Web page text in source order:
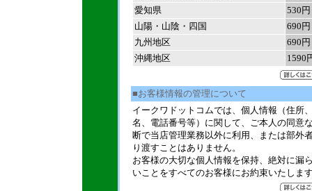
愛知県
530円
山陽・山陰・四国
690円
九州地区
690円
沖縄地区
1590
■お客様情報の管理について
イークワドットコムでは、個人情報（住所
名、電話番号等）に関して、ご本人の同意
断で当店管理業務以外に利用、または部外
り渡すことはありません。
お客様の大切な個人情報を保持、絶対に漏
いことをすべてのお客様にお約束いたしま